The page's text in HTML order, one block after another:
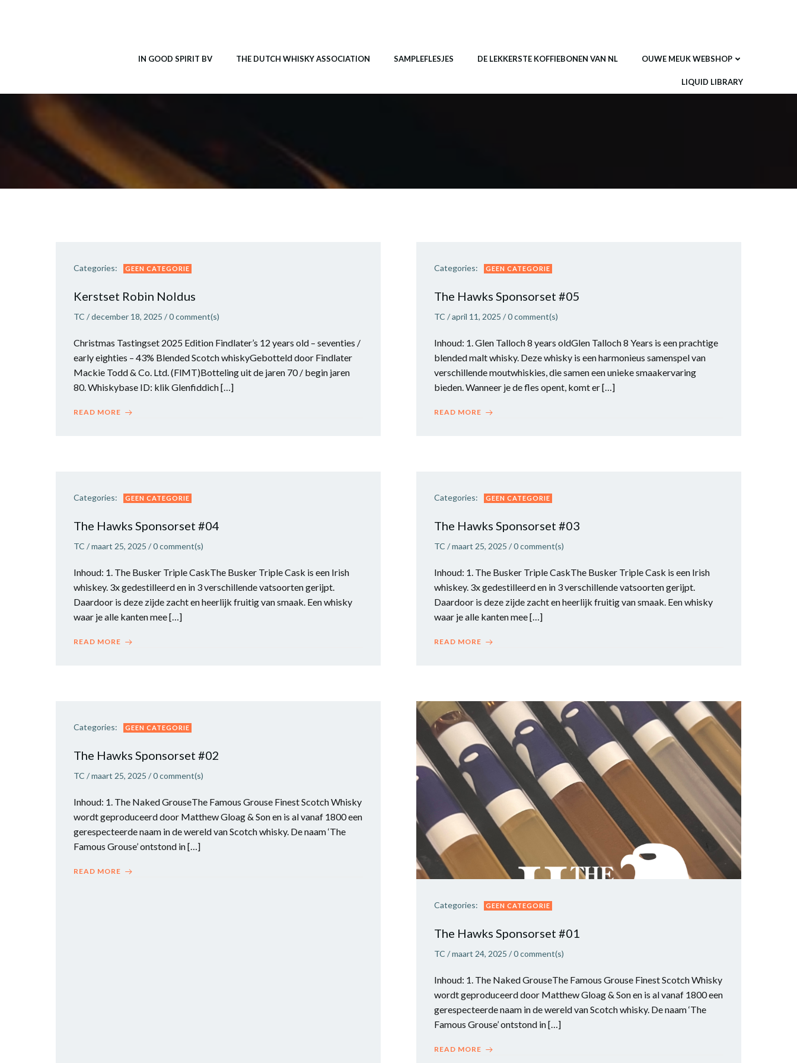
IN GOOD SPIRIT BV THE DUTCH WHISKY ASSOCIATION SAMPLEFLESJES DE LEKKERSTE KOFFIEBONEN VAN NL OUWE MEUK WEBSHOP
LIQUID LIBRARY
Categories: GEEN CATEGORIE
Kerstset Robin Noldus
TC /december 18, 2025 /0comment(s)
Christmas Tastingset 2025 Edition Findlater’s 12 years old – seventies /
early eighties – 43% Blended Scotch whiskyGebotteld door Findlater
Mackie Todd & Co. Ltd. (FlMT)Botteling uit de jaren 70 / begin jaren
80. Whiskybase ID: klik Glenfiddich […]
READ MORE
Categories: GEEN CATEGORIE
The Hawks Sponsorset #05
TC /april 11, 2025 /0comment(s)
Inhoud: 1. Glen Talloch 8 years oldGlen Talloch 8 Years is een prachtige
blended malt whisky. Deze whisky is een harmonieus samenspel van
verschillende moutwhiskies, die samen een unieke smaakervaring
bieden. Wanneer je de fles opent, komt er […]
READ MORE
Categories: GEEN CATEGORIE
The Hawks Sponsorset #04
TC /maart 25, 2025 /0comment(s)
Inhoud: 1. The Busker Triple CaskThe Busker Triple Cask is een Irish
whiskey. 3x gedestilleerd en in 3 verschillende vatsoorten gerijpt.
Daardoor is deze zijde zacht en heerlijk fruitig van smaak. Een whisky
waar je alle kanten mee […]
READ MORE
Categories: GEEN CATEGORIE
The Hawks Sponsorset #03
TC /maart 25, 2025 /0comment(s)
Inhoud: 1. The Busker Triple CaskThe Busker Triple Cask is een Irish
whiskey. 3x gedestilleerd en in 3 verschillende vatsoorten gerijpt.
Daardoor is deze zijde zacht en heerlijk fruitig van smaak. Een whisky
waar je alle kanten mee […]
READ MORE
Categories: GEEN CATEGORIE
The Hawks Sponsorset #02
TC /maart 25, 2025 /0comment(s)
Inhoud: 1. The Naked GrouseThe Famous Grouse Finest Scotch Whisky
wordt geproduceerd door Matthew Gloag & Son en is al vanaf 1800 een
gerespecteerde naam in de wereld van Scotch whisky. De naam ‘The
Famous Grouse’ ontstond in […]
READ MORE
Categories: GEEN CATEGORIE
The Hawks Sponsorset #01
TC /maart 24, 2025 /0comment(s)
Inhoud: 1. The Naked GrouseThe Famous Grouse Finest Scotch Whisky
wordt geproduceerd door Matthew Gloag & Son en is al vanaf 1800 een
gerespecteerde naam in de wereld van Scotch whisky. De naam ‘The
Famous Grouse’ ontstond in […]
READ MORE